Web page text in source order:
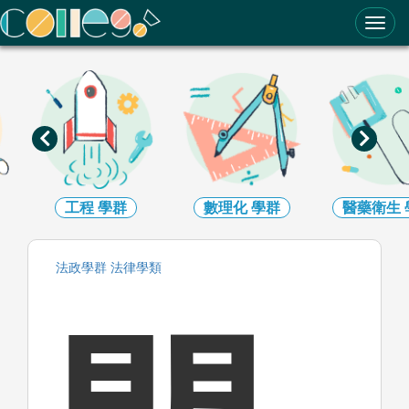
ColleGo! 大學選才與高中育才輔助系統
工程 學群 數理化學群 醫藥衛生
法政學群 法律學類